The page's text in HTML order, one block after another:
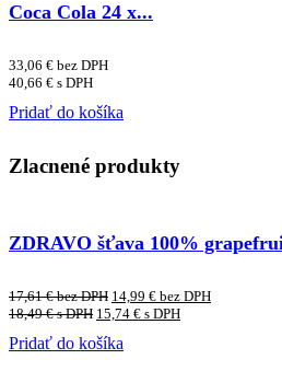
Coca Cola 24 x...
33,06 € bez DPH
40,66 € s DPH
Pridať do košíka
Zlacnené produkty
ZDRAVO šťava 100%
17,61€bez DPH 14,99 € bez DPH
18,49€s DPH 15,74 € s DPH
Pridať do košíka